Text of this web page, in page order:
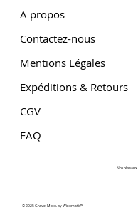
A propos
Contactez-nous
Mentions Légales
Expéditions & Retours
CGV
FAQ
© 2025 Gravel Moto. byWixomatic™
Nos réseaux